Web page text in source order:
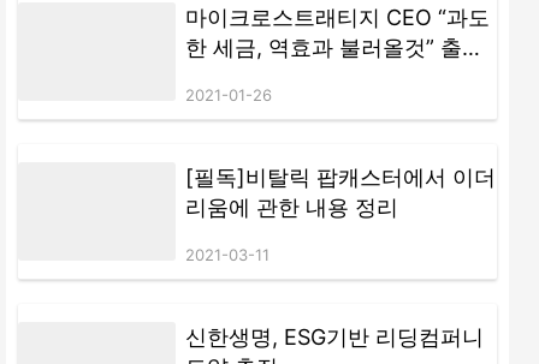
마이크로스트래티지 CEO “과도
한 세금, 역효과 불러올것” 출처:
https://joind.io/market/id/538
약 또는 별도의 협의 없이 무단
으로 게재할 경우 저작권침해가
2021-01-26
[필독]비탈릭 팝캐스터에서 이더
리움에 관한 내용 정리
2021-03-11
신한생명, ESG기반 리딩컴퍼니